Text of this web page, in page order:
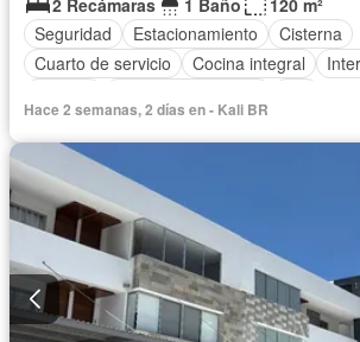
Seguridad
Estacionamiento
Cisterna
Cuarto de servicio
Cocina integral
Hace 2 semanas, 2 días en - Kali BR